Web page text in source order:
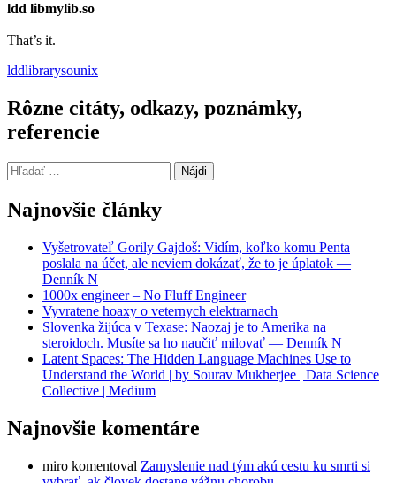
ldd libmylib.so
That’s it.
lddlibrarysounix
Rôzne citáty, odkazy, poznámky,
referencie
Hľadať:
Najnovšie články
Vyšetrovateľ Gorily Gajdoš: Vidím, koľko komu Penta
poslala na účet, ale neviem dokázať, že to je úplatok —
Denník N
1000x engineer – No Fluff Engineer
Vyvratene hoaxy o veternych elektrarnach
Slovenka žijúca v Texase: Naozaj je to Amerika na
steroidoch. Musíte sa ho naučiť milovať — Denník N
Latent Spaces: The Hidden Language Machines Use to
Understand the World | by Sourav Mukherjee | Data Science
Collective | Medium
Najnovšie komentáre
miro komentoval Zamyslenie nad tým akú cestu ku smrti si